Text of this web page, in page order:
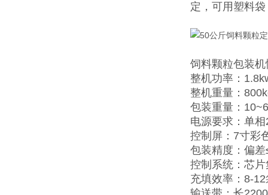
定，可用塑料
饲料颗粒包装
整机功率：
整机重量：
包装重量：
电源要求：单
控制屏：7寸彩
包装精度：偏
控制系统：芯
充填效率：8-